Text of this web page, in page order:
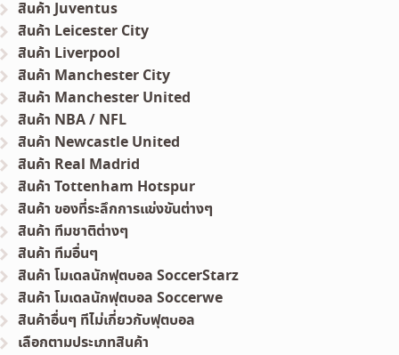
สินค้า Juventus
สินค้า Leicester City
สินค้า Liverpool
สินค้า Manchester City
สินค้า Manchester United
สินค้า NBA / NFL
สินค้า Newcastle United
สินค้า Real Madrid
สินค้า Tottenham Hotspur
สินค้า ของที่ระลึกการแข่งขันต่างๆ
สินค้า ทีมชาติต่างๆ
สินค้า ทีมอื่นๆ
สินค้า โมเดลนักฟุตบอล SoccerStarz
สินค้า โมเดลนักฟุตบอล Soccerwe
สินค้าอื่นๆ ทีไม่เกี่ยวกับฟุตบอล
เลือกตามประเภทสินค้า